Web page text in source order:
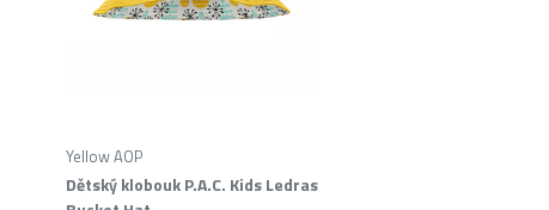
Dětský klobouk P.A.C. Kids Ledras
Yellow AOP